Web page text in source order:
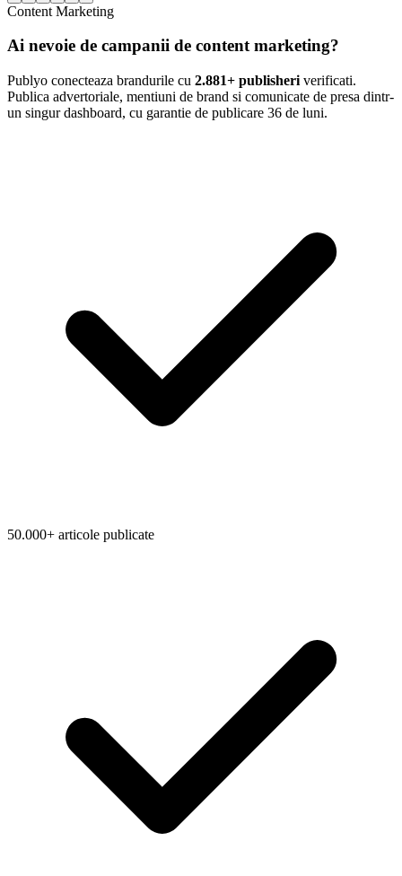
Content Marketing
Ai nevoie de campanii de content marketing?
Publyo conecteaza brandurile cu 2.881+ publisheri verificati.
Publica advertoriale, mentiuni de brand si comunicate de presa dintr-
un singur dashboard, cu garantie de publicare 36 de luni.
50.000+ articole publicate